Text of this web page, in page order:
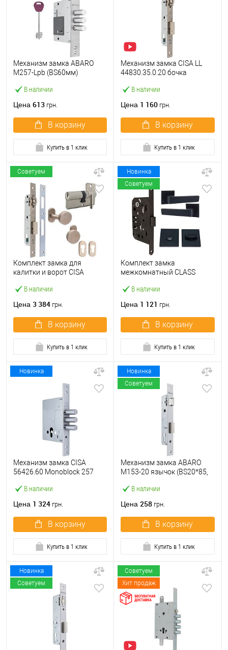
В наличии
Механизм замка ABARO
M257-Lpb (BS60мм)
тех.упаковки.без отв.
Цена 613 грн.
В корзину
Купить в 1 клик
В наличии
Механизм замка CISA LL
44830.35.0.20 бочка
нержавеющая сталь
Цена 1 160 грн.
В корзину
Купить в 1 клик
Советуем
В наличии
Комплект замка для
калитки и ворот CISA
40×40) с цилиндром 60 мм
Цена 3 384 грн.
В корзину
Купить в 1 клик
Новинка
Советуем
В наличии
Комплект замка
межкомнатный CLASS
WC с ручками и воротком
Цена 1 121 грн.
В корзину
Купить в 1 клик
Новинка
В наличии
Механизм замка CISA
56426.60 Monoblock 257
Цена 1 324 грн.
В корзину
Купить в 1 клик
Новинка
Советуем
В наличии
Механизм замка ABARO
M153-20 язычок (BS20*85,
Цена 258 грн.
В корзину
Купить в 1 клик
Новинка
Советуем
Советуем
Хит продаж